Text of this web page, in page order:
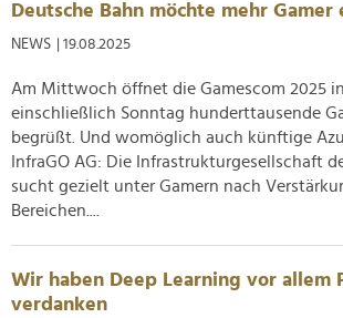
Deutsche Bahn möchte mehr
NEWS | 19.08.2025
Am Mittwoch öffnet die Gamescom 2025
einschließlich Sonntag hunderttausende
begrüßt. Und womöglich auch künftige
InfraGO AG: Die Infrastrukturgesellschaft
sucht gezielt unter Gamern nach
Bereichen....
Wir haben Deep Learning vor allem
verdanken